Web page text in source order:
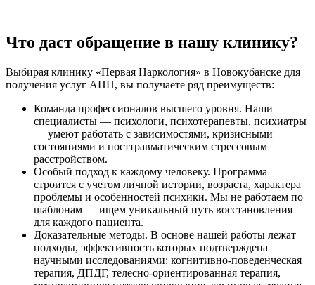
Что даст обращение в нашу клинику?
Выбирая клинику «Первая Наркология» в Новокубанске для
получения услуг АПП, вы получаете ряд преимуществ:
Команда профессионалов высшего уровня. Наши
специалисты — психологи, психотерапевты, психиатры
— умеют работать с зависимостями, кризисными
состояниями и посттравматическим стрессовым
расстройством.
Особый подход к каждому человеку. Программа
строится с учетом личной истории, возраста, характера
проблемы и особенностей психики. Мы не работаем по
шаблонам — ищем уникальный путь восстановления
для каждого пациента.
Доказательные методы. В основе нашей работы лежат
подходы, эффективность которых подтверждена
научными исследованиями: когнитивно-поведенческая
терапия, ДПДГ, телесно-ориентированная терапия,